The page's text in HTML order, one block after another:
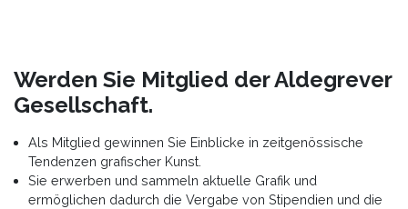
Werden Sie Mitglied der Aldegrever
Gesellschaft.
Als Mitglied gewinnen Sie Einblicke in zeitgenössische
Tendenzen grafischer Kunst.
Sie erwerben und sammeln aktuelle Grafik und
ermöglichen dadurch die Vergabe von Stipendien und die